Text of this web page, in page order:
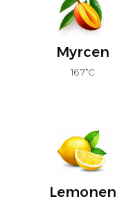
Myrcen
167°C
Lemonen